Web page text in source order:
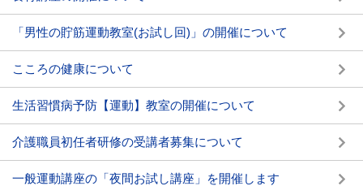
「男性の貯筋運動教室(お試し回)」の開催について
こころの健康について
生活習慣病予防【運動】教室の開催について
介護職員初任者研修の受講者募集について
一般運動講座の「夜間お試し講座」を開催します